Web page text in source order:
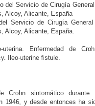
del Servicio de Cirugía
Alcoy, Alicante, España
Servicio de Cirugía
Alcoy, Alicante, España.
uterina. Enfermedad de
Ileo-uterine fistule.
Crohn sintomático durante
1946, y desde entonces ha